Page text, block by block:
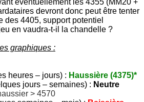
éventuellement les 4355 (MM20 +
devront donc peut être tenter
des 4405, support potentiel
en vaudra-t-il la chandelle ?
graphiques :
heures – jours) : Haussière (4375)*
jours – semaines) : Neutre
> 4570